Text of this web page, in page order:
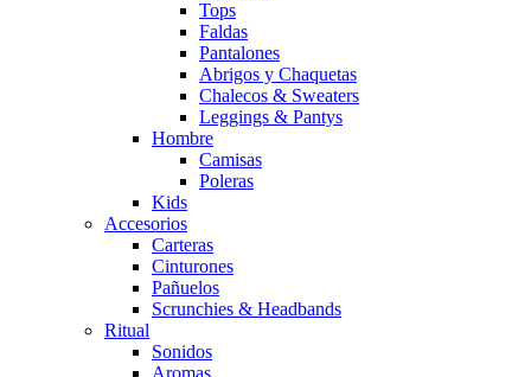
Tops
Faldas
Pantalones
Abrigos y Chaquetas
Chalecos & Sweaters
Leggings & Pantys
Hombre
Camisas
Poleras
Kids
Accesorios
Carteras
Cinturones
Pañuelos
Scrunchies & Headbands
Ritual
Sonidos